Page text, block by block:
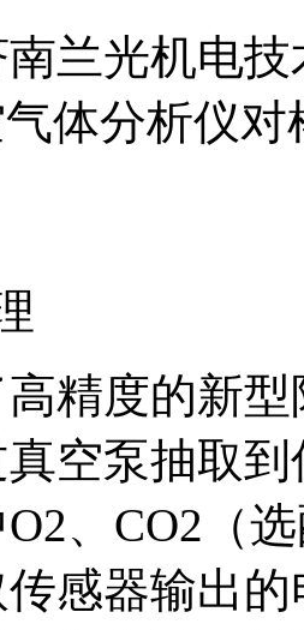
兰光机电
体分析仪
精度的新
空泵抽取
、CO2（
感器输出